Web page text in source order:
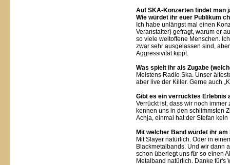
Auf SKA-Konzerten findet man
Wie würdet ihr euer Publikum
Ich habe unlängst mal einen
Veranstalter) gefragt, warum er
so viele weltoffene Menschen.
zwar sehr ausgelassen sind,
Aggressivität kippt.
Was spielt ihr als Zugabe
Meistens Radio Ska. Unser
aber live der Killer. Gerne auch
Gibt es ein verrücktes Erlebnis
Verrückt ist, dass wir noch
kennen uns in den schlimmsten
Achja, einmal hat der Stefan kein
Mit welcher Band würdet ihr
Mit Slayer natürlich. Oder in
Blackmetalbands. Und wir dann
schon überlegt uns für so einen
Metalband natürlich. Danke für's